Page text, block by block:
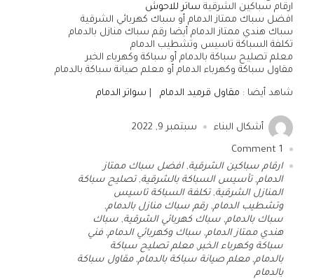
ارقام سباكين الشرقية ساتر للاحوش
افضل سباك ممتاز الدمام أو سباك كهربائي الشرقية
سباك هندي ممتاز الدمام أيضا رقم سباك منازل بالدمام
تكلفة السباكة تاسيس وتشطيب الدمام
معلم تصليح سباكة بالدمام أو سباكة وكهرباء الخبر
مقاول سباكة وكهرباء الدمام أو معلم صيانة سباكة بالدمام
شاهد أيضا : مقاول قرميد الدمام سواتر الدمام
أشكال البناء سبتمبر 9, 2022
1
ارقام سباكين الشرقية,افضل سباك ممتاز
الدمام,تأسيس السباكة بالشرقية,تصليح سباكة
المنازل الشرقية,تكلفة السباكة تاسيس
وتشطيب الدمام, رقم سباك منازل بالدمام,
سباك بالدمام, سباك كهربائي الشرقية, سباك
هندي ممتاز الدمام, سباك وكهربائي الدمام, فني
سباكة وكهرباء الخبر,معلم تصليح سباكة
بالدمام,معلم صيانة سباكة بالدمام,مقاول سباكة
بالدمام